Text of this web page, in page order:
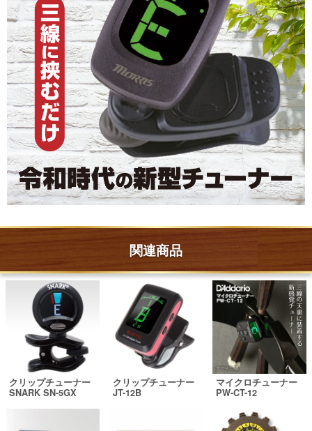
関連商品
クリップチューナー
SNARK SN-5GX
クリップチューナー
JT-12B
マイクロチューナー
PW-CT-12